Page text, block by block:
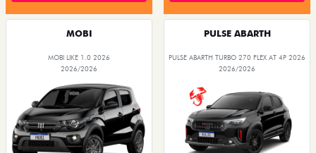
MOBI
MOBI LIKE 1.0 2026
2026/2026
PULSE ABARTH
PULSE ABARTH TURBO 270 FLEX AT 4P 2026
2026/2026